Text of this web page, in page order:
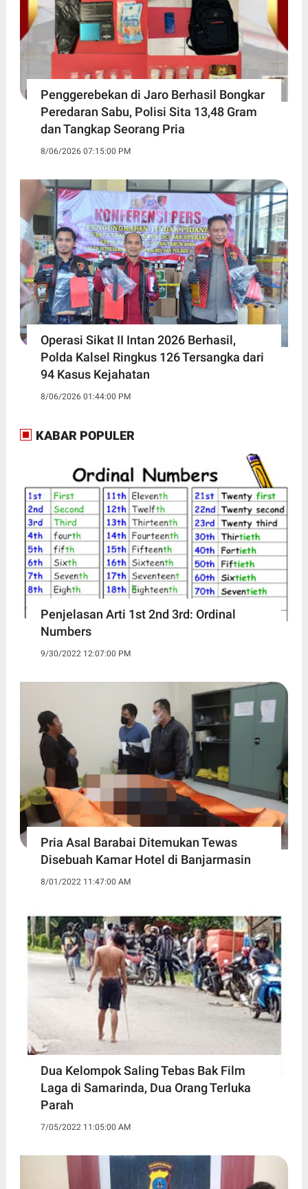
Penggerebekan di Jaro Berhasil Bongkar
Peredaran Sabu, Polisi Sita 13,48 Gram
dan Tangkap Seorang Pria
8/06/2026 07:15:00 PM
Operasi Sikat II Intan 2026 Berhasil,
Polda Kalsel Ringkus 126 Tersangka dari
94 Kasus Kejahatan
8/06/2026 01:44:00 PM
KABAR POPULER
Penjelasan Arti 1st 2nd 3rd: Ordinal
Numbers
9/30/2022 12:07:00 PM
Pria Asal Barabai Ditemukan Tewas
Disebuah Kamar Hotel di Banjarmasin
8/01/2022 11:47:00 AM
Dua Kelompok Saling Tebas Bak Film
Laga di Samarinda, Dua Orang Terluka
Parah
7/05/2022 11:05:00 AM